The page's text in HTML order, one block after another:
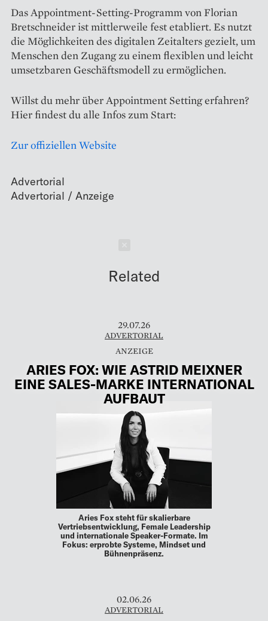
Das Appointment-Setting-Programm von Florian
Bretschneider ist mittlerweile fest etabliert. Es nutzt
die Möglichkeiten des digitalen Zeitalters gezielt, um
Menschen den Zugang zu einem flexiblen und leicht
umsetzbaren Geschäftsmodell zu ermöglichen.
Willst du mehr über Appointment Setting erfahren?
Hier findest du alle Infos zum Start:
Zur offiziellen Website
Advertorial
Related
29.07.26
ADVERTORIAL
ARIES FOX: WIE ASTRID MEIXNER
EINE SALES-MARKE INTERNATIONAL
AUFBAUT
Aries Fox steht für skalierbare
Vertriebsentwicklung, Female Leadership
und internationale Speaker-Formate. Im
Fokus: erprobte Systeme, Mindset und
Bühnenpräsenz.
02.06.26
ADVERTORIAL